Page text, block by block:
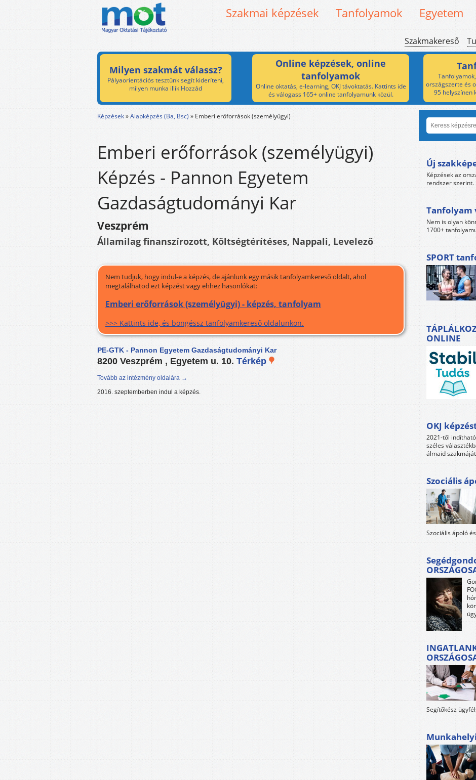
Szakmai képzések Tanfolyamok Egyetem
Szakmakereső
Milyen szakmát válassz?
Pályaorientációs tesztünk segít kideríteni,
milyen munka illik Hozzád
Online képzések, online
tanfolyamok
Online oktatás, e-learning, OKJ távoktatás. Kattints ide
és válogass 165+ online tanfolyamunk közül.
országszerte és
95 helyszínen
Képzések»Alapképzés (Ba, Bsc) » Emberi erőforrások (személyügyi)
Emberi erőforrások (személyügyi)
Képzés - Pannon Egyetem
Gazdaságtudományi Kar
Veszprém
Államilag finanszírozott, Költségtérítéses, Nappali, Levelező
Nem tudjuk, hogy indul-e a képzés, de ajánlunk egy másik tanfolyamkereső oldalt, ahol
megtalálhatod ezt képzést vagy ehhez hasonlókat:
Emberi erőforrások (személyügyi) - képzés, tanfolyam
>>> Kattints ide, és böngéssz tanfolyamkereső oldalunkon.
PE-GTK - Pannon Egyetem Gazdaságtudományi Kar
8200 Veszprém , Egyetem u. 10. Térkép
Tovább az intézmény oldalára →
2016. szeptemberben indul a képzés.
Új
Képzések az
rendszer szerint.
Tanfolyam
Nem is olyan
1700+
SPORT
ONLINE
OKJ
2021-től
széles
álmaid
Szociális
Szociális ápoló
Segítőkész